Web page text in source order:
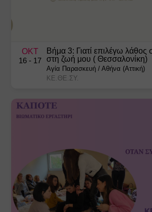
ΟΚΤ
16 - 17
Βήμα 3: Γιατί επιλέγω λάθος
στη ζωή μου ( Θεσσαλονίκη)
Αγία Παρασκευή /Αθήνα (Αττική)
ΚΕ.ΘΕ.ΣΥ.